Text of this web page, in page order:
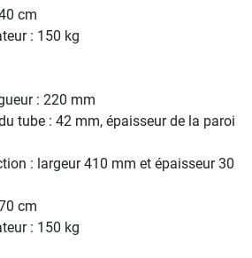
cm
: 150 kg
: 220 mm
tube : 42 mm, épaisseur de la paroi
: largeur 410 mm et épaisseur 30
cm
: 150 kg